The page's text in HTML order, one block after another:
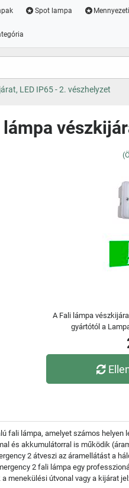
Spot lampa
LED IP65 - 2. vészhelyzet
lámpa
A Fali lámpa
gyártótól a
fali lámpa, amelyet számos
és akkumulátorral is működik
2 átveszi az áramellátást a
2 fali lámpa egy
menekülési útvonal vagy a kijárat